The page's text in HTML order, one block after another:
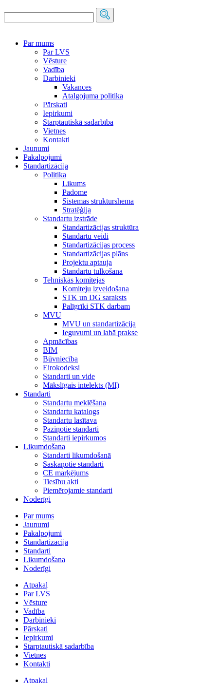
Par mums
Par LVS
Vēsture
Vadība
Darbinieki
Vakances
Atalgojuma politika
Pārskati
Iepirkumi
Starptautiskā sadarbība
Vietnes
Kontakti
Jaunumi
Pakalpojumi
Standartizācija
Politika
Likums
Padome
Sistēmas struktūrshēma
Stratēģija
Standartu izstrāde
Standartizācijas struktūra
Standartu veidi
Standartizācijas process
Standartizācijas plāns
Projektu aptauja
Standartu tulkošana
Tehniskās komitejas
Komiteju izveidošana
STK un DG saraksts
Palīgrīki STK darbam
MVU
MVU un standartizācija
Ieguvumi un labā prakse
Apmācības
BIM
Būvniecība
Eirokodeksi
Standarti un vide
Mākslīgais intelekts (MI)
Standarti
Standartu meklēšana
Standartu katalogs
Standartu lasītava
Paziņotie standarti
Standarti iepirkumos
Likumdošana
Standarti likumdošanā
Saskaņotie standarti
CE marķējums
Tiesību akti
Piemērojamie standarti
Noderīgi
Par mums
Jaunumi
Pakalpojumi
Standartizācija
Standarti
Likumdošana
Noderīgi
Atpakaļ
Par LVS
Vēsture
Vadība
Darbinieki
Pārskati
Iepirkumi
Starptautiskā sadarbība
Vietnes
Kontakti
Atpakaļ